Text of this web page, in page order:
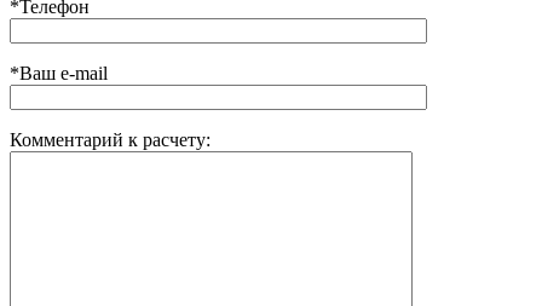
*Телефон
*Ваш e-mail
Комментарий к расчету: